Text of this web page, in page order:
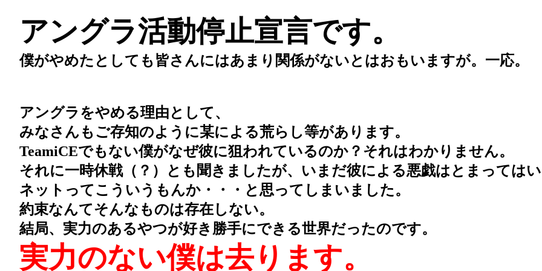
アングラ活動停止宣言です。
僕がやめたとしても皆さんにはあまり関係がないとはおもいますが。一応。
アングラをやめる理由として、
みなさんもご存知のように某による荒らし等があります。
TeamiCEでもない僕がなぜ彼に狙われているのか？それはわかりません。
それに一時休戦（？）とも聞きましたが、いまだ彼による悪戯はとまっては
ネットってこういうもんか・・・と思ってしまいました。
約束なんてそんなものは存在しない。
結局、実力のあるやつが好き勝手にできる世界だったのです。
実力のない僕は去ります。